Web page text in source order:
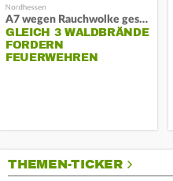
A7 wegen Rauchwolke gesperrt
GLEICH 3 WALDBRÄNDE
FORDERN
FEUERWEHREN
THEMEN-TICKER